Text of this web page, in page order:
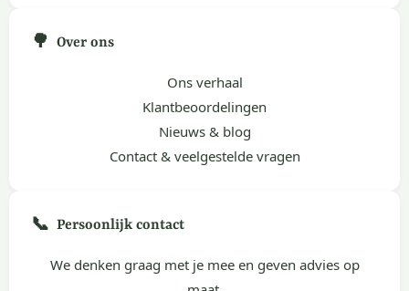
🌳 Over ons
Ons verhaal
Klantbeoordelingen
Nieuws & blog
Contact & veelgestelde vragen
📞 Persoonlijk contact
We denken graag met je mee en geven advies op